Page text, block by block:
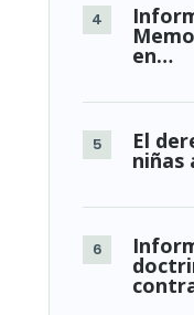
en…
El
niñas